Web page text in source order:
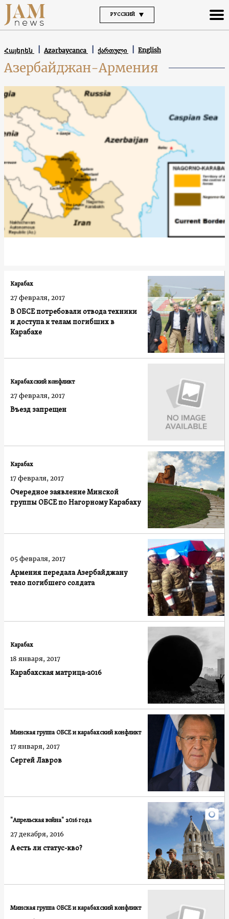
РУССКИЙ
Հայերեն Azərbaycanca ქართული English
Азербайджан-Армения
В ОБСЕ потребовали отвода техники
и доступа к телам погибших в
Карабахе
Карабах
27 февраля, 2017
Въезд запрещен
Карабахский конфликт
27 февраля, 2017
Очередное заявление Минской
группы ОБСЕ по Нагорному Карабаху
Карабах
17 февраля, 2017
Армения передала Азербайджану
тело погибшего солдата
05 февраля, 2017
Карабахская матрица-2016
Карабах
18 января, 2017
Сергей Лавров
Минская группа ОБСЕ и карабахский конфликт
17 января, 2017
А есть ли статус-кво?
"Апрельская война" 2016 года
27 декабря, 2016
Минская группа ОБСЕ и карабахский конфликт